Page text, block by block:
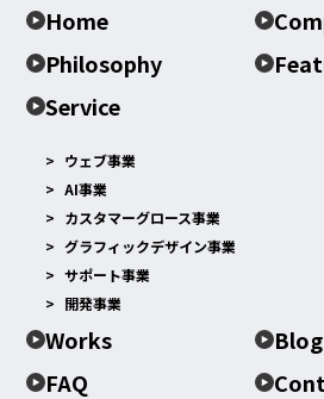
Home
Philosophy
Service
ウェブ事業
AI事業
カスタマーグロース事業
グラフィックデザイン事業
サポート事業
開発事業
Works
Blog
FAQ